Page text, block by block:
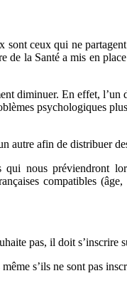
ceux qui ne
la Santé a mis en
diminuer. En effet,
psychologiques
autre afin de distribuer
nous préviendront
compatibles
pas, il doit
s’ils ne sont pas